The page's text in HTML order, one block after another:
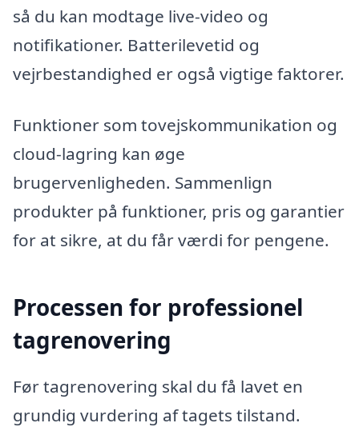
så du kan modtage live-video og
notifikationer. Batterilevetid og
vejrbestandighed er også vigtige faktorer.
Funktioner som tovejskommunikation og
cloud-lagring kan øge
brugervenligheden. Sammenlign
produkter på funktioner, pris og garantier
for at sikre, at du får værdi for pengene.
Processen for professionel
tagrenovering
Før tagrenovering skal du få lavet en
grundig vurdering af tagets tilstand.